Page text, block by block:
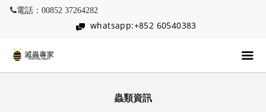
電話：00852 37264282
whatsapp:+852 60540383
蟲類資訊